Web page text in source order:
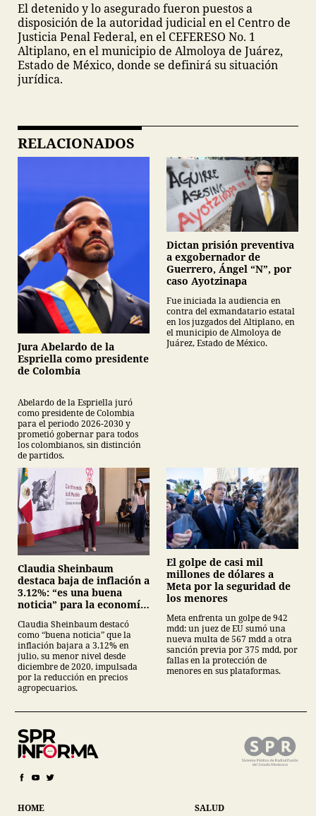
El detenido y lo asegurado fueron puestos a
disposición de la autoridad judicial en el Centro de
Justicia Penal Federal, en el CEFERESO No. 1
Altiplano, en el municipio de Almoloya de Juárez,
Estado de México, donde se definirá su situación
jurídica.
RELACIONADOS
Jura Abelardo de la
Espriella como presidente
de Colombia
Abelardo de la Espriella juró
como presidente de Colombia
para el periodo 2026-2030 y
prometió gobernar para todos
los colombianos, sin distinción
de partidos.
Dictan prisión preventiva
a exgobernador de
Guerrero, Ángel “N”, por
caso Ayotzinapa
Fue iniciada la audiencia en
contra del exmandatario estatal
en los juzgados del Altiplano, en
el municipio de Almoloya de
Juárez, Estado de México.
Claudia Sheinbaum
destaca baja de inflación a
3.12%: “es una buena
noticia” para la economía
Claudia Sheinbaum destacó
como “buena noticia” que la
inflación bajara a 3.12% en
julio, su menor nivel desde
diciembre de 2020, impulsada
por la reducción en precios
agropecuarios.
El golpe de casi mil
millones de dólares a
Meta por la seguridad de
los menores
Meta enfrenta un golpe de 942
mdd: un juez de EU sumó una
nueva multa de 567 mdd a otra
sanción previa por 375 mdd, por
fallas en la protección de
menores en sus plataformas.
HOME SALUD